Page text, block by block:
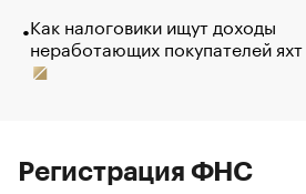
Как налоговики ищут доходы
неработающих покупателей
Регистрация ФНС